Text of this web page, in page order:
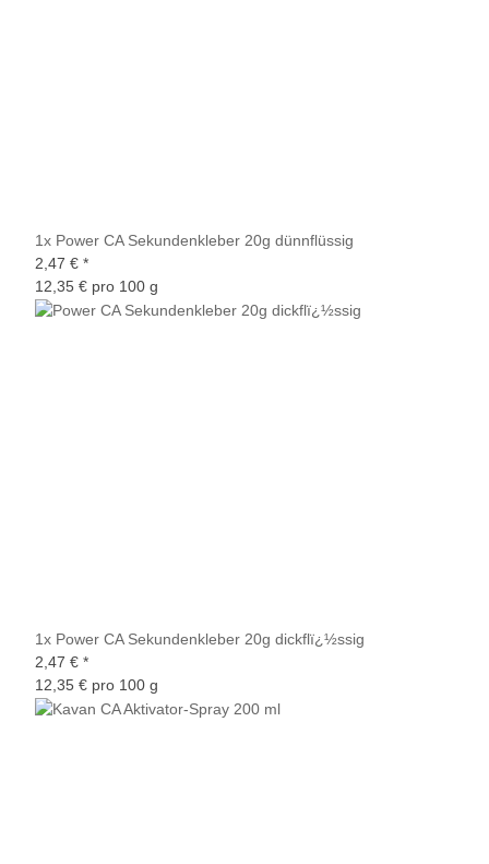
1x Power CA Sekundenkleber 20g dünnflüssig
2,47 € *
12,35 € pro 100 g
1x Power CA Sekundenkleber 20g dickflï¿½ssig
2,47 € *
12,35 € pro 100 g